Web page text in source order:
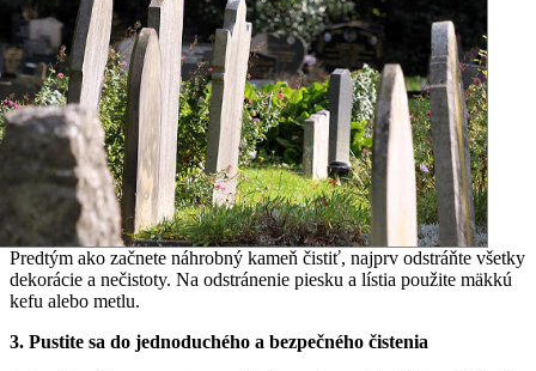
Predtým ako začnete náhrobný kameň čistiť, najprv odstráňte všetky
dekorácie a nečistoty. Na odstránenie piesku a lístia použite mäkkú
kefu alebo metlu.
3. Pustite sa do jednoduchého a bezpečného čistenia